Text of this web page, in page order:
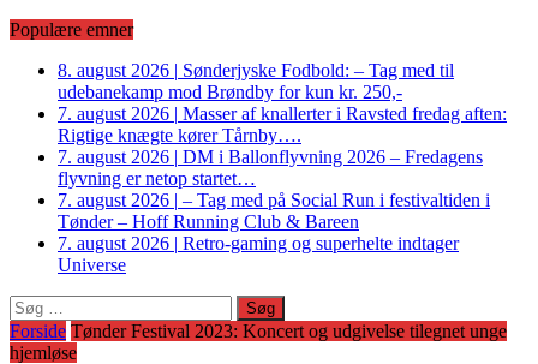
Populære emner
8. august 2026 | Sønderjyske Fodbold: – Tag med til
udebanekamp mod Brøndby for kun kr. 250,-
7. august 2026 | Masser af knallerter i Ravsted fredag aften:
Rigtige knægte kører Tårnby….
7. august 2026 | DM i Ballonflyvning 2026 – Fredagens
flyvning er netop startet…
7. august 2026 | – Tag med på Social Run i festivaltiden i
Tønder – Hoff Running Club & Bareen
7. august 2026 | Retro-gaming og superhelte indtager
Universe
Søg
efter:
Forside Tønder Festival 2023: Koncert og udgivelse tilegnet unge
hjemløse